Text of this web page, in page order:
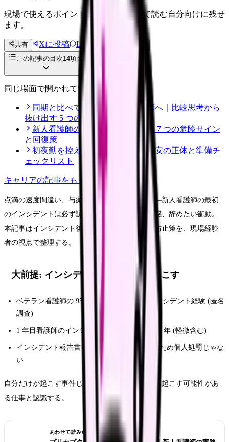
現場で使えるポイントを、同僚やあとで読む自分向けに残せ
ます。
共有 Xに投稿 LINE
投稿文コピー
この記事の目次14項目
同じ場面で開かれている記事
同期と比べて落ち込む新人看護師へ｜比較思考から
抜け出す 5 つの思考整理
新人看護師の 5 月病 乗り越え方｜7 つの危険サイン
と回復策
初夜勤を控えた新人看護師へ｜不安の正体と準備チ
ェックリスト
キャリアの記事をもっと見る
点滴の速度間違い、与薬ミス、転倒発見遅れ——新人看護師の最初
のインシデントは必ず訪れる。落ち込み、罪悪感、辞めたい衝動。
本記事はインシデント後の回復ステップと再発防止策を、現場経験
者の視点で整理する。
大前提: インシデントは "誰でも" 起こす
ベテラン看護師の 95% 以上が新人時代にインシデント経験 (匿名
調査)
1 年目看護師のインシデント発生率は 3-5 件 / 年 (軽微含む)
インシデント報告書を書くのは、再発防止のため個人処罰じゃな
い
自分だけが起こす事件じゃない。構造的に誰でも起こす可能性があ
る仕事と認識する。
あわせて読みたい